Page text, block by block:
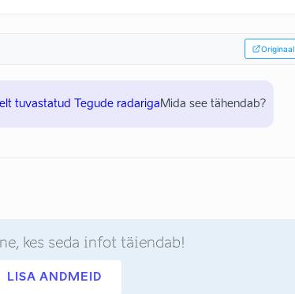
Originaal
tuvastatud Tegude radariga Mida see tähendab?
kes seda infot täiendab!
LISA ANDMEID